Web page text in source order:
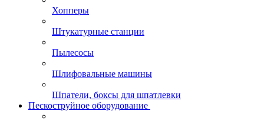
Хопперы
Штукатурные станции
Пылесосы
Шлифовальные машины
Шпатели, боксы для шпатлевки
Пескоструйное оборудование